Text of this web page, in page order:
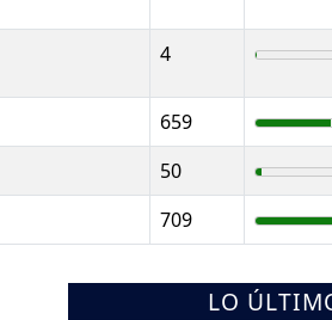
4
659
50
709
LO